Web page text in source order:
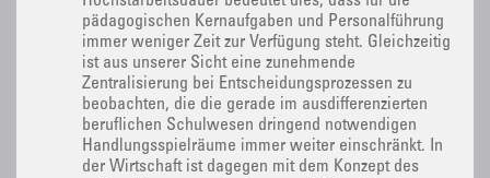
pädagogischen Kernaufgaben und Personalführung
immer weniger Zeit zur Verfügung steht. Gleichzeitig
ist aus unserer Sicht eine zunehmende
Zentralisierung bei Entscheidungsprozessen zu
beobachten, die die gerade im ausdifferenzierten
beruflichen Schulwesen dringend notwendigen
Handlungsspielräume immer weiter einschränkt. In
der Wirtschaft ist dagegen mit dem Konzept des